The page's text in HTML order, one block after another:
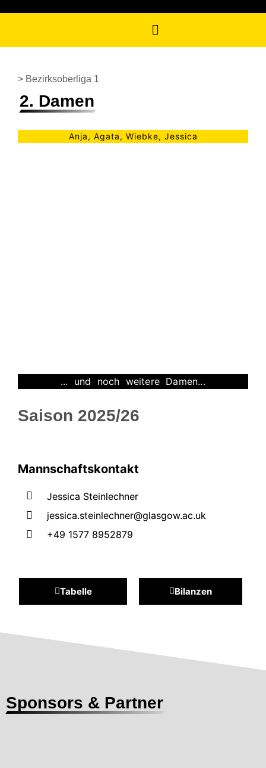
> Bezirksoberliga 1
2. Damen
Saison 2025/26
Mannschaftskontakt
Jessica Steinlechner
jessica.steinlechner@glasgow.ac.uk
+49 1577 8952879
Tabelle Bilanzen
Anja, Agata, Wiebke, Jessica
... und noch weitere Damen...
Sponsors & Partner